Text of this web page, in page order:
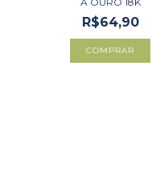
R$64,90
COMPRAR